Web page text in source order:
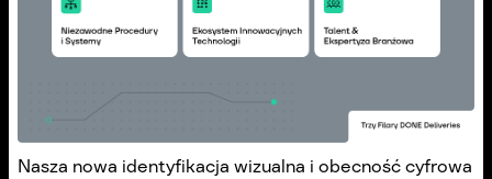
Nasza nowa identyfikacja wizualna i obecność cyfrowa